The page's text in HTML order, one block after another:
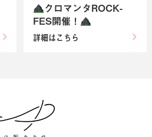
クロマンタROCK-
FES開催！
詳細はこちら